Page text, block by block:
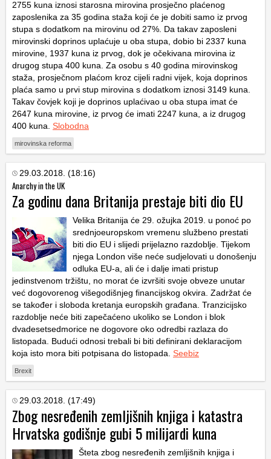
2755 kuna iznosi starosna mirovina prosječno plaćenog
zaposlenika za 35 godina staža koji će je dobiti samo iz prvog
stupa s dodatkom na mirovinu od 27%. Da takav zaposleni
mirovinski doprinos uplaćuje u oba stupa, dobio bi 2337 kuna
mirovine, 1937 kuna iz prvog, dok je očekivana mirovina iz
drugog stupa 400 kuna. Za osobu s 40 godina mirovinskog
staža, prosječnom plaćom kroz cijeli radni vijek, koja doprinos
plaća samo u prvi stup mirovina s dodatkom iznosi 3149 kuna.
Takav čovjek koji je doprinos uplaćivao u oba stupa imat će
2647 kuna mirovine, iz prvog će imati 2247 kuna, a iz drugog
400 kuna. Slobodna
mirovinska reforma
29.03.2018. (18:16)
Anarchy in the UK
Za godinu dana Britanija prestaje biti dio EU
Velika Britanija će 29. ožujka 2019. u ponoć po
srednjoeuropskom vremenu službeno prestati
biti dio EU i slijedi prijelazno razdoblje. Tijekom
njega London više neće sudjelovati u donošenju
odluka EU-a, ali će i dalje imati pristup
jedinstvenom tržištu, no morat će izvršiti svoje obveze unutar
već dogovorenog višegodišnjeg financijskog okvira. Zadržat će
se također i sloboda kretanja europskih građana. Tranzicijsko
razdoblje neće biti zapečaćeno ukoliko se London i blok
dvadesetsedmorice ne dogovore oko odredbi razlaza do
listopada. Budući odnosi trebali bi biti definirani deklaracijom
koja isto mora biti potpisana do listopada. Seebiz
Brexit
29.03.2018. (17:49)
Zbog nesređenih zemljišnih knjiga i katastra
Hrvatska godišnje gubi 5 milijardi kuna
Šteta zbog nesređenih zemljišnih knjiga i